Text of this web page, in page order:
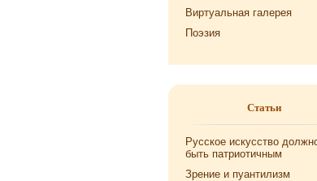
Виртуальная галерея
Поэзия
Статьи
Русское искусство
быть патриотичным
Зрение и пуантилизм